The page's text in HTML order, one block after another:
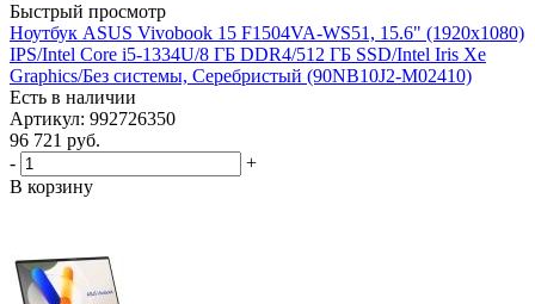
Быстрый просмотр
Ноутбук ASUS Vivobook 15 F1504VA-WS51, 15.6" (1920x1080)
IPS/Intel Core i5-1334U/8 ГБ DDR4/512 ГБ SSD/Intel Iris Xe
Graphics/Без системы, Серебристый (90NB10J2-M02410)
Есть в наличии
Артикул: 992726350
96 721 руб.
-
+
В корзину